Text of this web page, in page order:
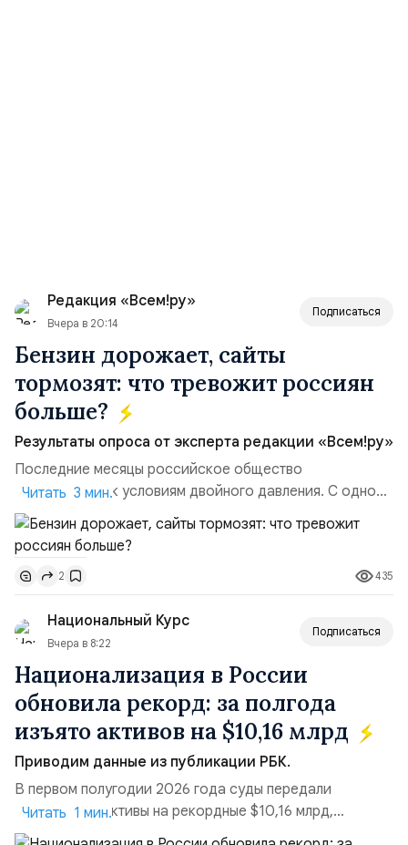
Редакция «Всем!ру»
Вчера в 20:14
Подписаться
Бензин дорожает, сайты
тормозят: что тревожит россиян
больше?
Результаты опроса от эксперта редакции «Всем!ру»
Последние месяцы российское общество
адаптируется к условиям двойного давления. С одной
стороны, происходит рост цен на товары первой
необходимости, инфляция и локальные сбои в
поставках бензина. А с другой – технологическая
турбулентность: перебои в работе интернета,
блокировки сайтов, необходимость осваивать VPN и
российские платформы.Что из этого бье...
Читать 3 мин.
2 435
Национальный Курс
Вчера в 8:22
Подписаться
Национализация в России
обновила рекорд: за полгода
изъято активов на $10,16 млрд
Приводим данные из публикации РБК.
В первом полугодии 2026 года суды передали
государству активы на рекордные $10,16 млрд,
подсчитали аналитики AK&M. Это в 2,5 раза больше,
Читать 1 мин.